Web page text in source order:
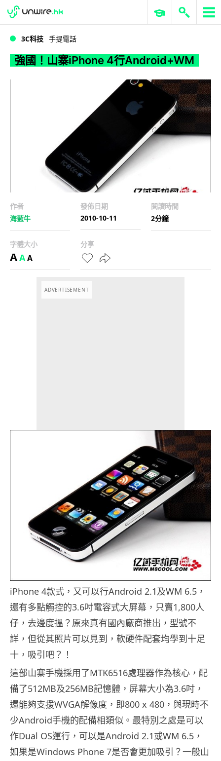
強國！山寨iPhone 4行Android+WM
WWDC 2026 ERP 與商業 AI
3C科技 手提電話
強國！山寨iPhone 4行Android+WM
作者
海藍牛
發佈日期
2010-10-11
閱讀時間
2分鐘
字體大小
AAA
分享
ADVERTISEMENT
iPhone 4款式，又可以行Android 2.1及WM 6.5，
還有多點觸控的3.6吋電容式大屏幕，只賣1,800人
仔，去邊度搵？原來真有國內廠商推出，型號不
詳，但從其照片可以見到，軟硬件配套均學到十足
十，吸引吧？！
這部山寨手機採用了MTK6516處理器作為核心，配
備了512MB及256MB記憶體，屏幕大小為3.6吋，
還能夠支援WVGA解像度，即800 x 480，與現時不
少Android手機的配備相類似。最特別之處是可以
作Dual OS運行，可以是Android 2.1或WM 6.5，
如果是Windows Phone 7是否會更加吸引？一般山